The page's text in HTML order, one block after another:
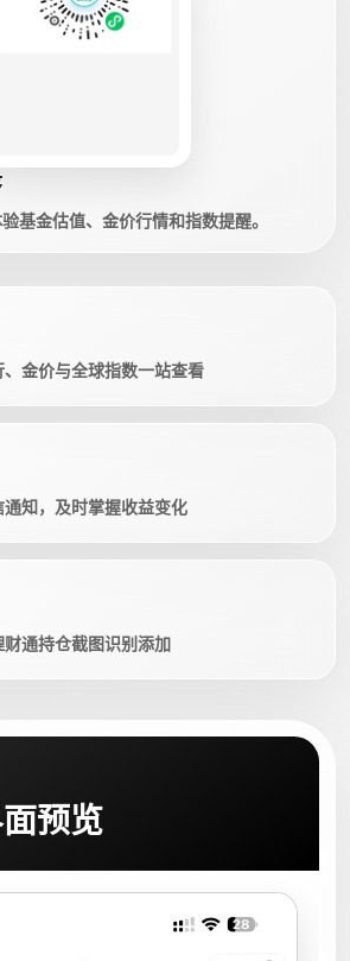
基金估值、金价行情和指数提醒。
金价与全球指数一站查看
知，及时掌握收益变化
通持仓截图识别添加
预览